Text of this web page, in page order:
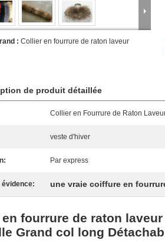
: Collier en fourrure de raton laveur
de produit détaillée
Collier en Fourrure de Raton
veste d'hiver
Par express
évidence: une vraie coiffure en
fourrure de raton
Grand col long